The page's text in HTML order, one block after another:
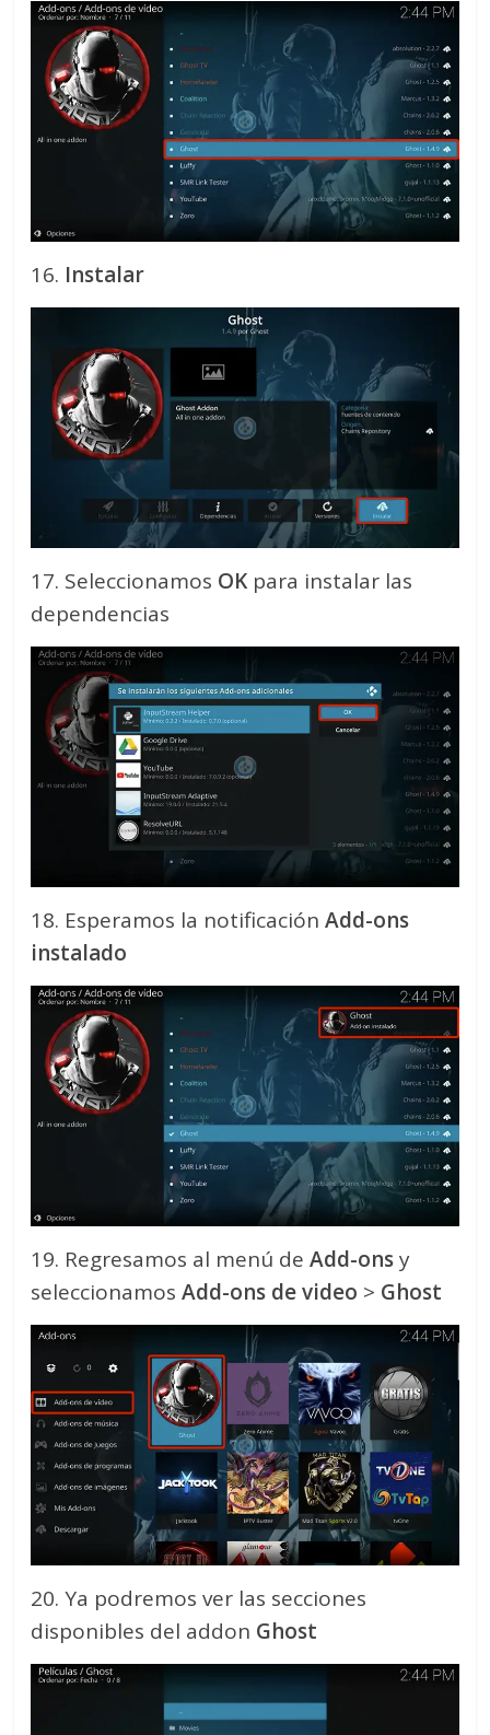
16. Instalar
17. Seleccionamos OK para instalar las
dependencias
18. Esperamos la notificaciónAdd-ons
instalado
19. Regresamos al menú deAdd-onsy
seleccionamosAdd-ons de video > Ghost
20. Ya podremos ver las secciones
disponibles del addon Ghost